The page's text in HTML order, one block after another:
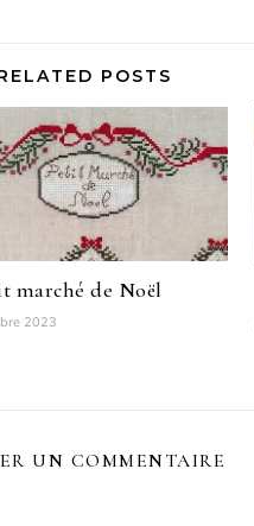
POSTS
marché de Noël
2023
UN COMMENTAIRE